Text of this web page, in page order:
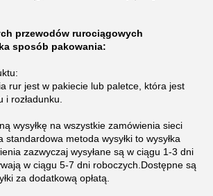
przewodów rurociągowych
sposób pakowania:
rur jest w pakiecie lub paletce, która jest
i rozładunku.
wysyłkę na wszystkie zamówienia sieci
standardowa metoda wysyłki to wysyłka
zazwyczaj wysyłane są w ciągu 1-3 dni
w ciągu 5-7 dni roboczych.Dostępne są
za dodatkową opłatą.